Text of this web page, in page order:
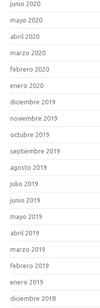
junio 2020
mayo 2020
abril 2020
marzo 2020
febrero 2020
enero 2020
diciembre 2019
noviembre 2019
octubre 2019
septiembre 2019
agosto 2019
julio 2019
junio 2019
mayo 2019
abril 2019
marzo 2019
febrero 2019
enero 2019
diciembre 2018